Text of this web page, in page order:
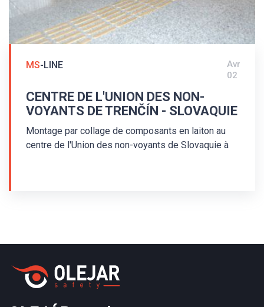
MS-LINE
Avr
02
CENTRE DE L'UNION DES NON-
VOYANTS DE TRENČÍN - SLOVAQUIE
Montage par collage de composants en laiton au
centre de l'Union des non-voyants de Slovaquie à
d'avertissement sont agencés parallèlement.